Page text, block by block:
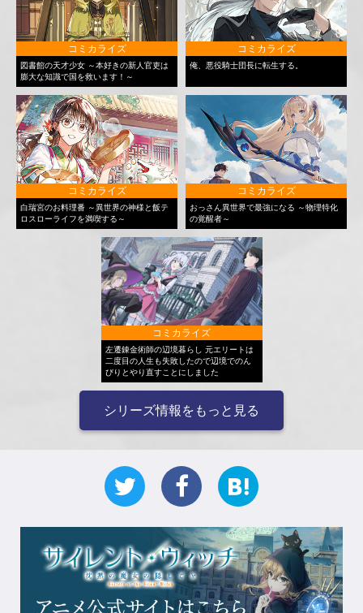
コミカライズ
図書館の天才少女 ～本好きの新人官吏は
膨大な知識で国を救います！～
コミカライズ
俺、悪役騎士団長に転生する。
コミカライズ
白瑞宮のお料理番 ～異世界の神様と飯テ
ロスローライフを満喫する～
コミカライズ
おっさん異世界で最強になる ～物理特化
の覚醒者～
コミカライズ
左遷錬金術師の辺境暮らし 元エリートは
二度目の人生も失敗したので辺境でのん
びりとやり直すことにしました
シリーズ情報をもっと見る